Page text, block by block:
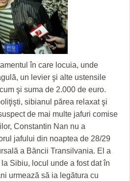
LA Z
în care locuia, unde
un levier şi alte ustensile
şi suma de 2.000 de euro.
sibianul părea relaxat şi
de mai multe jafuri comise
Constantin Nan nu a
jafului din noaptea de 28/29
a Băncii Transilvania. El a
Sibiu, locul unde a fost dat în
urmează să ia legătura cu